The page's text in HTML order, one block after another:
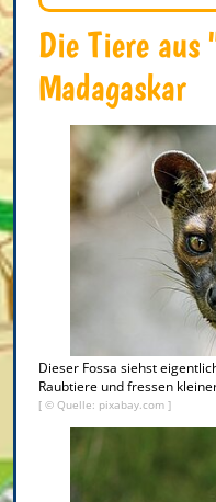
Die Tiere aus
Madagaskar
Dieser Fossa siehst
Raubtiere und fressen
[ © Quelle: pixabay.com ]